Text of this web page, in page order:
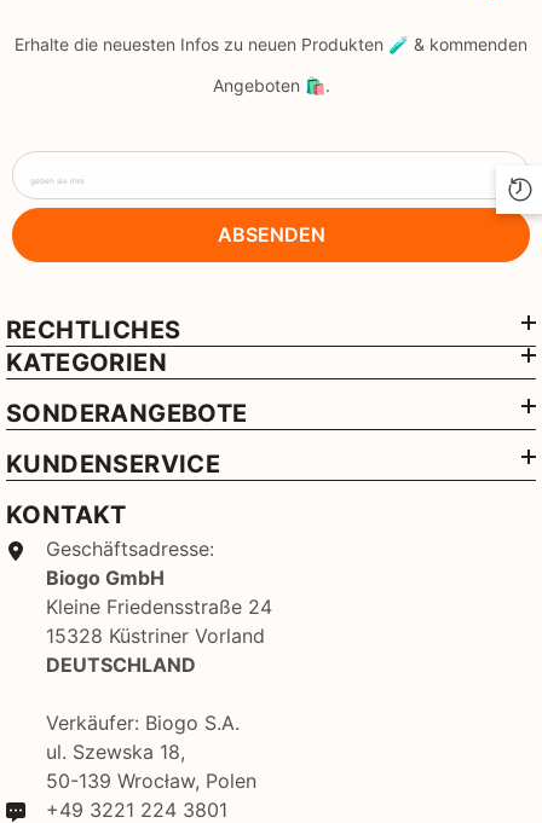
Erhalte die neuesten Infos zu neuen Produkten 🧪 & kommenden
Angeboten 🛍️.
geben sie ihre
ABSENDEN
RECHTLICHES
KATEGORIEN
SONDERANGEBOTE
KUNDENSERVICE
KONTAKT
Geschäftsadresse:
Biogo GmbH
Kleine Friedensstraße 24
15328 Küstriner Vorland
DEUTSCHLAND
Verkäufer: Biogo S.A.
ul. Szewska 18,
50-139 Wrocław, Polen
+49 3221 224 3801